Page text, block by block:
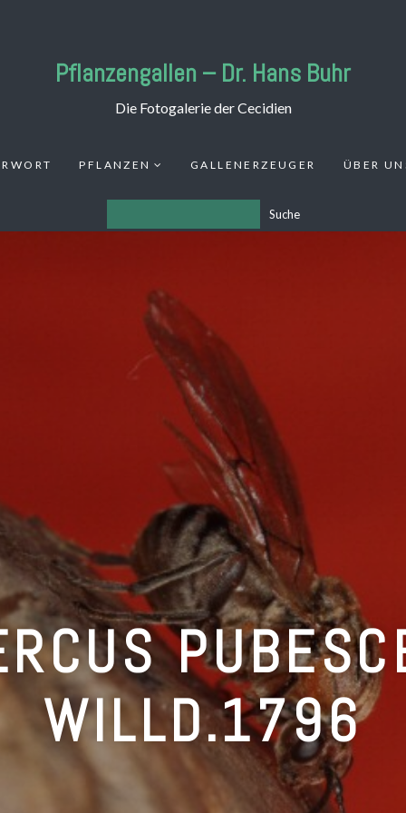
Pflanzengallen – Dr. Hans Buhr
Die Fotogalerie der Cecidien
PFLANZEN GALLENERZEUGER ÜBER
Suche
WILLD.1796